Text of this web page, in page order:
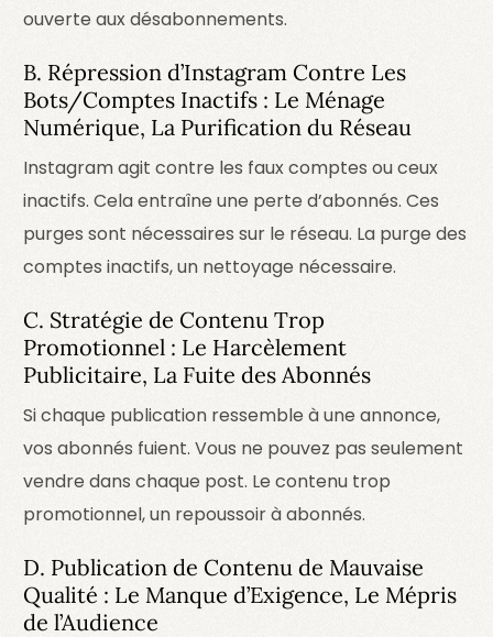
ouverte aux désabonnements.
B. Répression d’Instagram Contre Les
Bots/Comptes Inactifs : Le Ménage
Numérique, La Purification du Réseau
Instagram agit contre les faux comptes ou ceux
inactifs. Cela entraîne une perte d’abonnés. Ces
purges sont nécessaires sur le réseau. La purge des
comptes inactifs, un nettoyage nécessaire.
C. Stratégie de Contenu Trop
Promotionnel : Le Harcèlement
Publicitaire, La Fuite des Abonnés
Si chaque publication ressemble à une annonce,
vos abonnés fuient. Vous ne pouvez pas seulement
vendre dans chaque post. Le contenu trop
promotionnel, un repoussoir à abonnés.
D. Publication de Contenu de Mauvaise
Qualité : Le Manque d’Exigence, Le Mépris
de l’Audience